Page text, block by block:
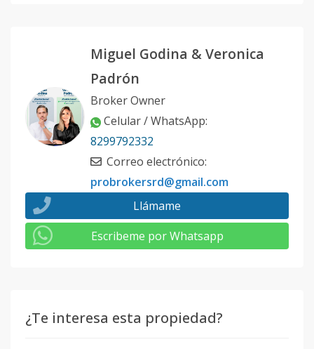
Miguel Godina & Veronica
Padrón
Broker Owner
Celular / WhatsApp:
8299792332
Correo electrónico:
probrokersrd@gmail.com
Llámame
Escribeme por Whatsapp
¿Te interesa esta propiedad?